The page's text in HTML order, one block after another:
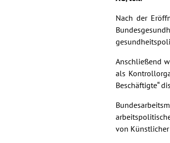
Nach der
Anschließend
als
Beschäftigte“
von